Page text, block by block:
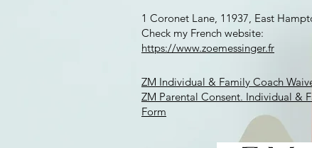
1 Coronet Lane, 11937, East
Check my French website:
https://www.zoemessinger.fr
ZM Individual & Family Coach
ZM Parental Consent. Individual &
Form